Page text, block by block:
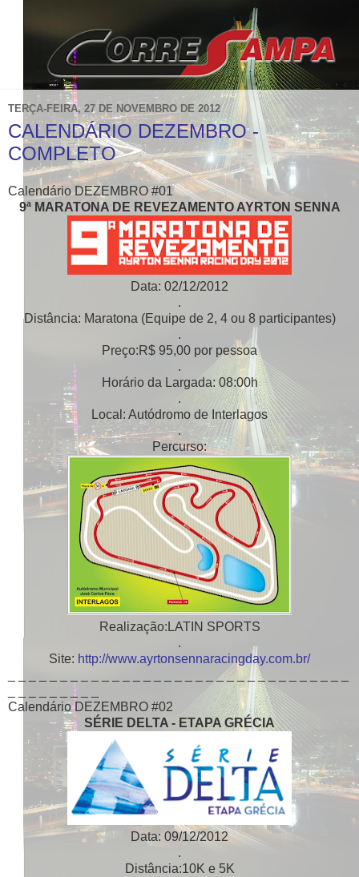
TERÇA-FEIRA, 27 DE NOVEMBRO DE 2012
CALENDÁRIO DEZEMBRO -
COMPLETO
Calendário DEZEMBRO #01
9ª MARATONA DE REVEZAMENTO AYRTON SENNA
Data: 02/12/2012
.
Distância: Maratona (Equipe de 2, 4 ou 8 participantes)
.
Preço:R$ 95,00 por pessoa
.
Horário da Largada: 08:00h
.
Local: Autódromo de Interlagos
.
Percurso:
Realização:LATIN SPORTS
.
Site: http://www.ayrtonsennaracingday.com.br/
_ _ _ _ _ _ _ _ _ _ _ _ _ _ _ _ _ _ _ _ _ _ _ _ _ _ _ _ _ _ _ _ _
_ _ _ _ _ _ _ _ _
Calendário DEZEMBRO #02
SÉRIE DELTA - ETAPA GRÉCIA
Data: 09/12/2012
.
Distância:10K e 5K